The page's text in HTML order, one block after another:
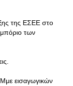
της ΕΣΕΕ στο
των
εισαγωγικών